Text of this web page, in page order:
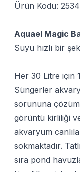
Ürün Kodu:
Aquael Magic
Suyu hızlı bir
Her 30 Litre için
Süngerler
sorununa çözüm
görüntü kirliliği
akvaryum
sokmaktadır.
sıra pond